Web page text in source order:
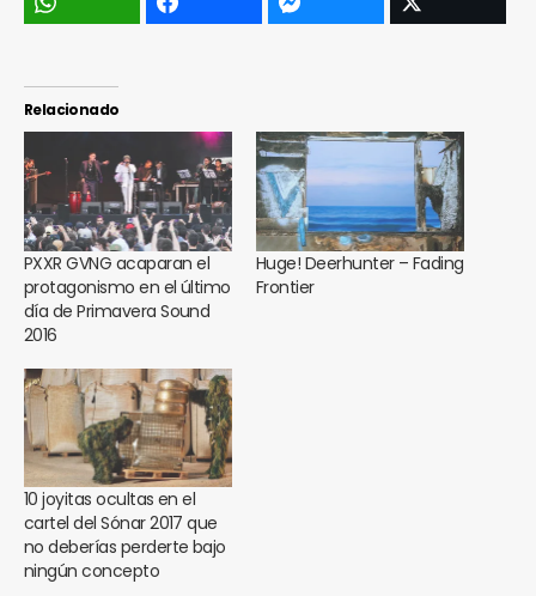
Relacionado
PXXR GVNG acaparan el
protagonismo en el último
día de Primavera Sound
2016
Huge! Deerhunter – Fading
Frontier
10 joyitas ocultas en el
cartel del Sónar 2017 que
no deberías perderte bajo
ningún concepto